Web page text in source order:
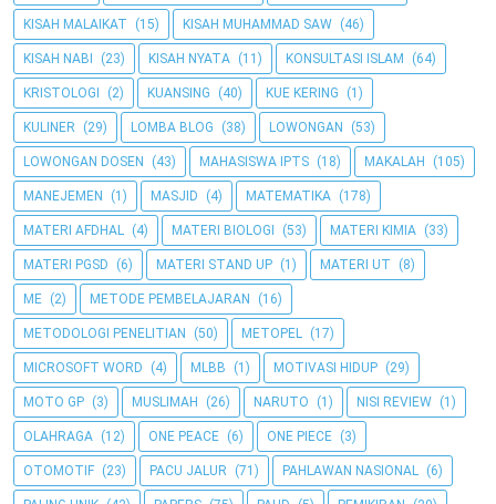
KISAH MALAIKAT (15) KISAH MUHAMMAD SAW (46)
KISAH NABI (23) KISAH NYATA (11) KONSULTASI ISLAM (64)
KRISTOLOGI (2) KUANSING (40) KUE KERING (1)
KULINER (29) LOMBA BLOG (38) LOWONGAN (53)
LOWONGAN DOSEN (43) MAHASISWA IPTS (18) MAKALAH (105)
MANEJEMEN (1) MASJID (4) MATEMATIKA (178)
MATERI AFDHAL (4) MATERI BIOLOGI (53) MATERI KIMIA (33)
MATERI PGSD (6) MATERI STAND UP (1) MATERI UT (8)
ME (2) METODE PEMBELAJARAN (16)
METODOLOGI PENELITIAN (50) METOPEL (17)
MICROSOFT WORD (4) MLBB (1) MOTIVASI HIDUP (29)
MOTO GP (3) MUSLIMAH (26) NARUTO (1) NISI REVIEW (1)
OLAHRAGA (12) ONE PEACE (6) ONE PIECE (3)
OTOMOTIF (23) PACU JALUR (71) PAHLAWAN NASIONAL (6)